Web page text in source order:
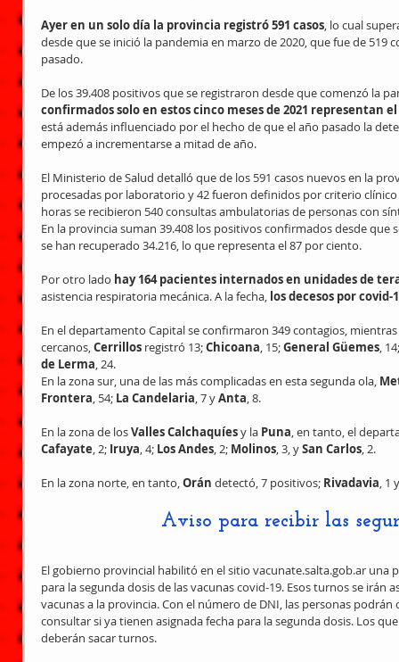
Ayer en un solo día la provincia registró 591 casos, lo cual
desde que se inició la pandemia en marzo de 2020, que fue de 519
pasado.
De los 39.408 positivos que se registraron desde que comenzó la
confirmados solo en estos cinco meses de 2021 representan
está además influenciado por el hecho de que el año pasado la
empezó a incrementarse a mitad de año.
El Ministerio de Salud detalló que de los 591 casos nuevos en la
procesadas por laboratorio y 42 fueron definidos por criterio
horas se recibieron 540 consultas ambulatorias de personas con
En la provincia suman 39.408 los positivos confirmados desde que
se han recuperado 34.216, lo que representa el 87 por ciento.
Por otro lado hay 164 pacientes internados en unidades de
asistencia respiratoria mecánica. A la fecha, los decesos por covid-
En el departamento Capital se confirmaron 349 contagios,
cercanos, Cerrillos registró 13; Chicoana, 15; General Güemes,
de Lerma, 24.
En la zona sur, una de las más complicadas en esta segunda ola,
Frontera, 54; La Candelaria, 7 y Anta, 8.
En la zona de los Valles Calchaquíes y la Puna, en tanto, el
Cafayate, 2; Iruya, 4; Los Andes, 2; Molinos, 3, y San Carlos, 2.
En la zona norte, en tanto, Orán detectó, 7 positivos; Rivadavia, 1
Aviso para recibir las
El gobierno provincial habilitó en el sitio vacunate.salta.gob.ar
para la segunda dosis de las vacunas covid-19. Esos turnos se irán
vacunas a la provincia. Con el número de DNI, las personas
consultar si ya tienen asignada fecha para la segunda dosis. Los
deberán sacar turnos.